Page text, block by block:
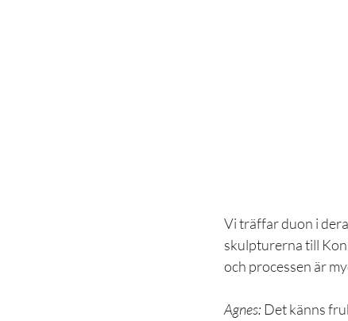
Vi träffar duon i
skulpturerna till
och processen är
Agnes: Det känns